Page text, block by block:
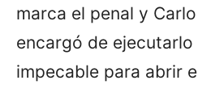
marca el penal y
encargó de ejecutarlo
impecable para abrir